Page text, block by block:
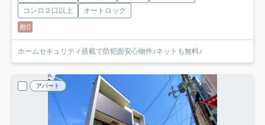
コンロ２口以上
オートロック
敷0
ホームセキュリティ搭載で防犯面安心物件♪ネットも無料♪
アパート